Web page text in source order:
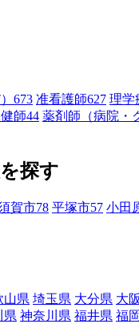
673 准看護師627 理学
師44 薬剤師（病院・
探す
賀市78 平塚市57 小田
山県 埼玉県 大分県 大
県 神奈川県 福井県 福